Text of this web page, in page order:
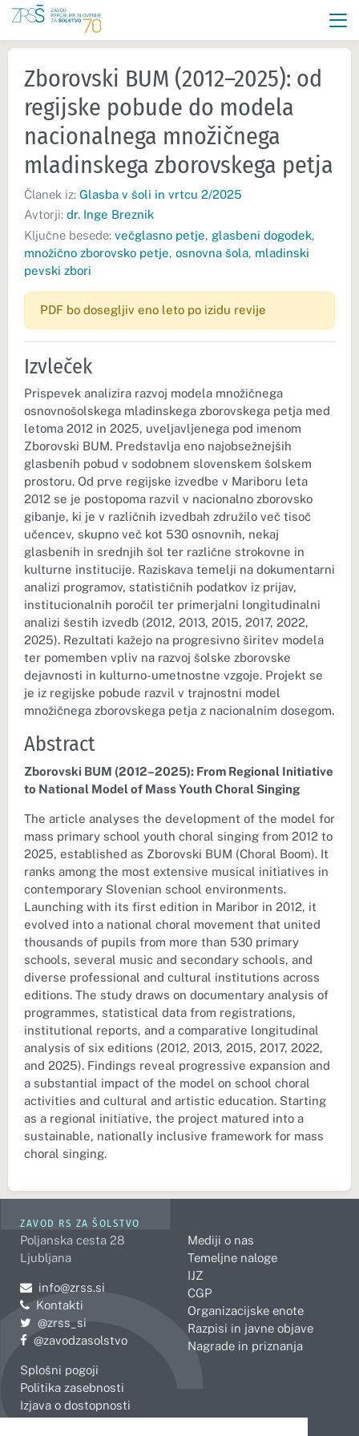
Zborovski BUM (2012–2025): od
regijske pobude do modela
nacionalnega množičnega
mladinskega zborovskega petja
Članek iz: Glasba v šoli in vrtcu 2/2025
Avtorji: dr. Inge Breznik
Ključne besede: večglasno petje, glasbeni dogodek,
množično zborovsko petje, osnovna šola, mladinski
pevski zbori
PDF bo dosegljiv eno leto po izidu revije
Izvleček
Prispevek analizira razvoj modela množičnega
osnovnošolskega mladinskega zborovskega petja med
letoma 2012 in 2025, uveljavljenega pod imenom
Zborovski BUM. Predstavlja eno najobsežnejših
glasbenih pobud v sodobnem slovenskem šolskem
prostoru. Od prve regijske izvedbe v Mariboru leta
2012 se je postopoma razvil v nacionalno zborovsko
gibanje, ki je v različnih izvedbah združilo več tisoč
učencev, skupno več kot 530 osnovnih, nekaj
glasbenih in srednjih šol ter različne strokovne in
kulturne institucije. Raziskava temelji na dokumentarni
analizi programov, statističnih podatkov iz prijav,
institucionalnih poročil ter primerjalni longitudinalni
analizi šestih izvedb (2012, 2013, 2015, 2017, 2022,
2025). Rezultati kažejo na progresivno širitev modela
ter pomemben vpliv na razvoj šolske zborovske
dejavnosti in kulturno-umetnostne vzgoje. Projekt se
je iz regijske pobude razvil v trajnostni model
množičnega zborovskega petja z nacionalnim dosegom.
Abstract
Zborovski BUM (2012–2025): From Regional Initiative
to National Model of Mass Youth Choral Singing
The article analyses the development of the model for
mass primary school youth choral singing from 2012 to
2025, established as Zborovski BUM (Choral Boom). It
ranks among the most extensive musical initiatives in
contemporary Slovenian school environments.
Launching with its first edition in Maribor in 2012, it
evolved into a national choral movement that united
thousands of pupils from more than 530 primary
schools, several music and secondary schools, and
diverse professional and cultural institutions across
editions. The study draws on documentary analysis of
programmes, statistical data from registrations,
institutional reports, and a comparative longitudinal
analysis of six editions (2012, 2013, 2015, 2017, 2022,
and 2025). Findings reveal progressive expansion and
a substantial impact of the model on school choral
activities and cultural and artistic education. Starting
as a regional initiative, the project matured into a
sustainable, nationally inclusive framework for mass
choral singing.
ZAVOD RS ZA ŠOLSTVO
Poljanska cesta 28
Ljubljana
Pošljite e-mail na
info@zrss.si
Kontakti
Pojdite na Twitter:
@zrss_si
Pojdite na Facebook:
@zavodzasolstvo
Splošni pogoji
Politika zasebnosti
Izjava o dostopnosti
Mediji o nas
Temeljne naloge
IJZ
CGP
Organizacijske enote
Razpisi in javne objave
Nagrade in priznanja